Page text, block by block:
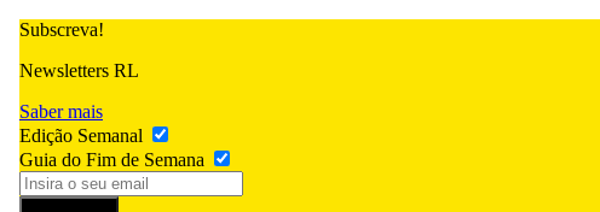
Subscreva!
Newsletters RL
Saber mais
Edição Semanal
Guia do Fim de Semana